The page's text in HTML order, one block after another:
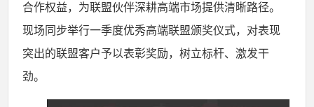
合作权益，为联盟伙伴深耕高端市场提供清晰路径。
现场同步举行一季度优秀高端联盟颁奖仪式，对表现
突出的联盟客户予以表彰奖励，树立标杆、激发干
劲。